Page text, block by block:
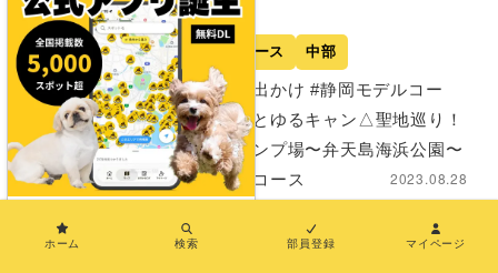
モデルコース 中部
【犬とお出かけ #静岡モデルコー
ス】愛犬とゆるキャン△聖地巡り！
渚園キャンプ場〜弁天島海浜公園〜
見付天神コース
2023.08.28
ホーム 検索 部員登録 マイページ